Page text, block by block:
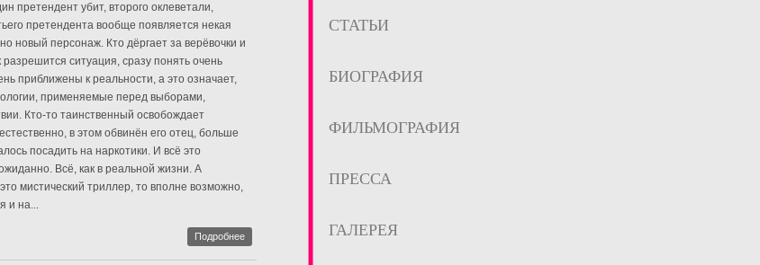
претендент убит, второго оклеветали,
претендента вообще появляется некая
новый персонаж. Кто дёргает за верёвочки и
ситуация, сразу понять очень
приближены к реальности, а это означает,
применяемые перед выборами,
Кто-то таинственный освобождает
в этом обвинён его отец, больше
посадить на наркотики. И всё это
Всё, как в реальной жизни. А
мистический триллер, то вполне возможно,
и на...
Подробнее
СТАТЬИ
БИОГРАФИЯ
ФИЛЬМОГРАФИЯ
ПРЕССА
ГАЛЕРЕЯ